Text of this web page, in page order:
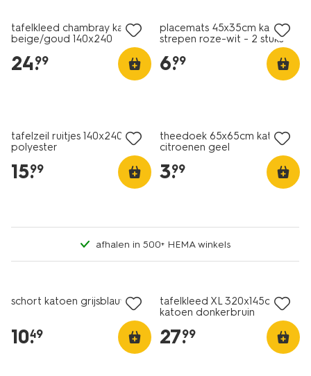
tafelkleed chambray katoen
beige/goud 140x240
24.
99
placemats 45x35cm katoen
strepen roze-wit - 2 stuks
6.
99
tafelzeil ruitjes 140x240
polyester
15.
99
theedoek 65x65cm katoen
citroenen geel
3.
99
afhalen in 500+ HEMA winkels
schort katoen grijsblauw
10.
49
tafelkleed XL 320x145cm
katoen donkerbruin
27.
99